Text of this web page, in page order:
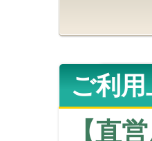
ご利
【直